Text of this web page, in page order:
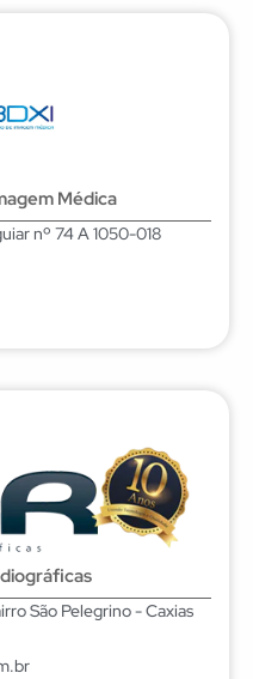
Médica
nº 74 A 1050-018
São Pelegrino - Caxias